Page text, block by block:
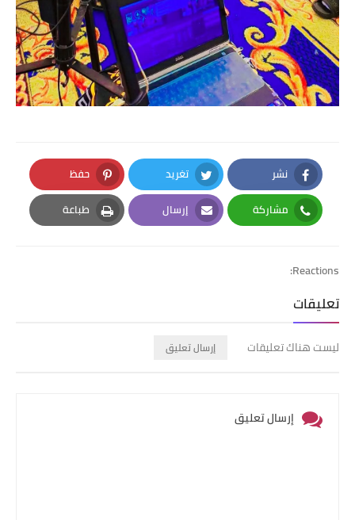
نشر
Facebook
تغريد
Twitter
حفظ
Pinterest
مشاركة
Whatsapp
إرسال
Email
طباعة
Print
Reactions:
تعليقات
ليست هناك تعليقات إرسال تعليق
إرسال تعليق